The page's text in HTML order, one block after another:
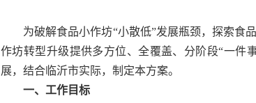
为破解食品小作坊“小散低”发展瓶颈，探索食
作坊转型升级提供多方位、全覆盖、分阶段“一件
展，结合临沂市实际，制定本方案。
一、工作目标